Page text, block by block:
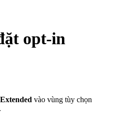
opt-in
vào vùng tùy chọn